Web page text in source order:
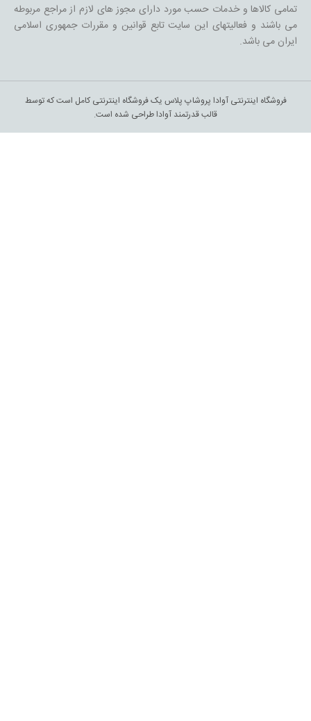
تمامی کالاها و خدمات حسب مورد دارای مجوز های لازم از مراجع مربوطه
می باشند و فعالیتهای این سایت تابع قوانین و مقررات جمهوری اسلامی
ایران می باشد.
فروشگاه اینترنتی آوادا پروشاپ پلاس یک فروشگاه اینترنتی کامل است که توسط
قالب قدرتمند آوادا طراحی شده است.